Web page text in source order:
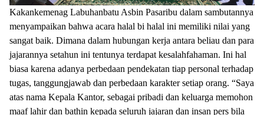
Kakankemenag Labuhanbatu Asbin Pasaribu dalam sambutannya
menyampaikan bahwa acara halal bi halal ini memiliki nilai yang
sangat baik. Dimana dalam hubungan kerja antara beliau dan para
jajarannya setahun ini tentunya terdapat kesalahfahaman. Ini hal
biasa karena adanya perbedaan pendekatan tiap personal terhadap
tugas, tanggungjawab dan perbedaan karakter setiap orang. “Saya
atas nama Kepala Kantor, sebagai pribadi dan keluarga memohon
maaf lahir dan bathin kepada seluruh jajaran dan insan pers bila